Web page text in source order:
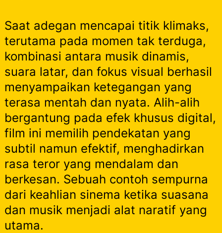
Saat adegan mencapai titik klimaks,
terutama pada momen tak terduga,
kombinasi antara musik dinamis,
suara latar, dan fokus visual berhasil
menyampaikan ketegangan yang
terasa mentah dan nyata. Alih-alih
bergantung pada efek khusus digital,
film ini memilih pendekatan yang
subtil namun efektif, menghadirkan
rasa teror yang mendalam dan
berkesan. Sebuah contoh sempurna
dari keahlian sinema ketika suasana
dan musik menjadi alat naratif yang
utama.